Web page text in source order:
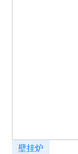
壁挂炉